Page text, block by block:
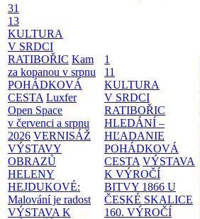
31
13
KULTURA
V SRDCI
RATIBOŘIC Kam
za kopanou v srpnu
POHÁDKOVÁ
CESTA Luxfer
Open Space
v červenci a srpnu
2026 VERNISÁŽ
VÝSTAVY
OBRAZŮ
HELENY
HEJDUKOVÉ:
Malování je radost
VÝSTAVA K
1
11
KULTURA
V SRDCI
RATIBOŘIC
HLEDÁNÍ –
HĽADANIE
POHÁDKOVÁ
CESTA VÝSTAVA
K VÝROČÍ
BITVY 1866 U
ČESKÉ SKALICE
160. VÝROČÍ